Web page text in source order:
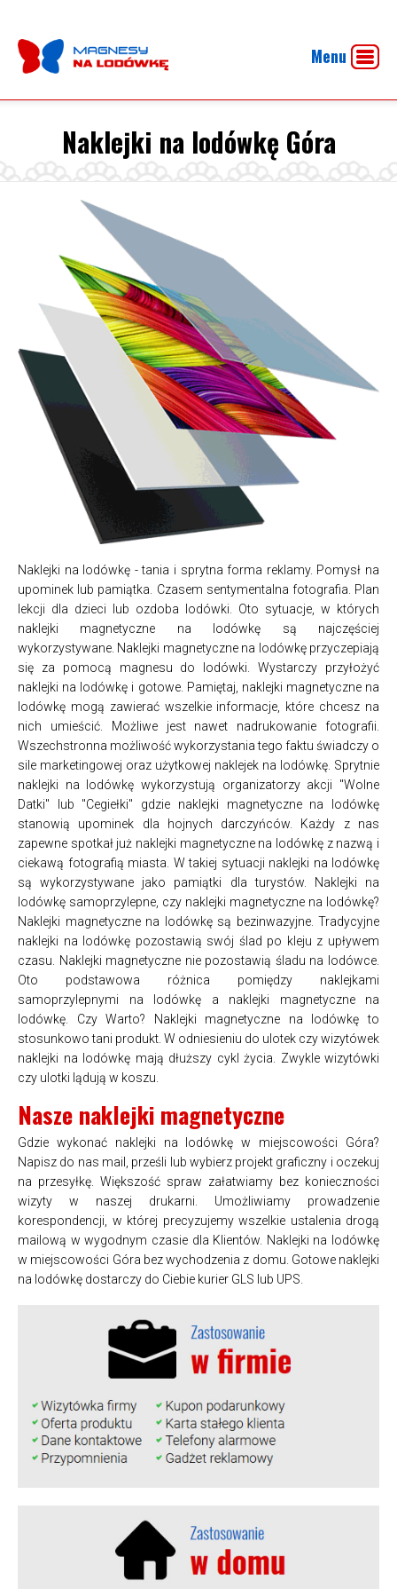
Menu
Naklejki na lodówkę Góra
Naklejki na lodówkę - tania i sprytna forma reklamy. Pomysł na
upominek lub pamiątka. Czasem sentymentalna fotografia. Plan
lekcji dla dzieci lub ozdoba lodówki. Oto sytuacje, w których
naklejki magnetyczne na lodówkę są najczęściej
wykorzystywane. Naklejki magnetyczne na lodówkę przyczepiają
się za pomocą magnesu do lodówki. Wystarczy przyłożyć
naklejki na lodówkę i gotowe. Pamiętaj, naklejki magnetyczne na
lodówkę mogą zawierać wszelkie informacje, które chcesz na
nich umieścić. Możliwe jest nawet nadrukowanie fotografii.
Wszechstronna możliwość wykorzystania tego faktu świadczy o
sile marketingowej oraz użytkowej naklejek na lodówkę. Sprytnie
naklejki na lodówkę wykorzystują organizatorzy akcji "Wolne
Datki" lub "Cegiełki" gdzie naklejki magnetyczne na lodówkę
stanowią upominek dla hojnych darczyńców. Każdy z nas
zapewne spotkał już naklejki magnetyczne na lodówkę z nazwą i
ciekawą fotografią miasta. W takiej sytuacji naklejki na lodówkę
są wykorzystywane jako pamiątki dla turystów. Naklejki na
lodówkę samoprzylepne, czy naklejki magnetyczne na lodówkę?
Naklejki magnetyczne na lodówkę są bezinwazyjne. Tradycyjne
naklejki na lodówkę pozostawią swój ślad po kleju z upływem
czasu. Naklejki magnetyczne nie pozostawią śladu na lodówce.
Oto podstawowa różnica pomiędzy naklejkami
samoprzylepnymi na lodówkę a naklejki magnetyczne na
lodówkę. Czy Warto? Naklejki magnetyczne na lodówkę to
stosunkowo tani produkt. W odniesieniu do ulotek czy wizytówek
naklejki na lodówkę mają dłuższy cykl życia. Zwykle wizytówki
czy ulotki lądują w koszu.
Nasze naklejki magnetyczne
Gdzie wykonać naklejki na lodówkę w miejscowości Góra?
Napisz do nas mail, prześli lub wybierz projekt graficzny i oczekuj
na przesyłkę. Większość spraw załatwiamy bez konieczności
wizyty w naszej drukarni. Umożliwiamy prowadzenie
korespondencji, w której precyzujemy wszelkie ustalenia drogą
mailową w wygodnym czasie dla Klientów. Naklejki na lodówkę
w miejscowości Góra bez wychodzenia z domu. Gotowe naklejki
na lodówkę dostarczy do Ciebie kurier GLS lub UPS.